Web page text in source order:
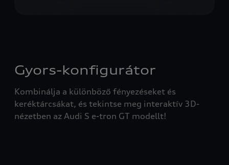
Gyors-konfigurátor
Kombinálja a különböző fényezéseket és
keréktárcsákat, és tekintse meg interaktív 3D-
nézetben az Audi S e-tron GT modellt!